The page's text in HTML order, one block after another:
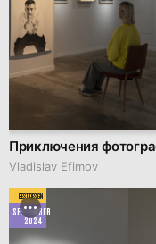
Приключения
Vladislav Efimov
BEST DESIGN
SEPTEMBER
2024